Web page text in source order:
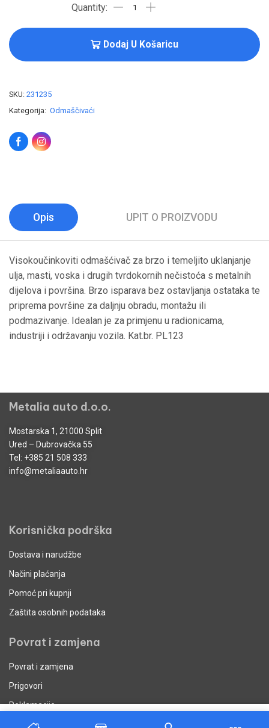
Dodaj U Košaricu
SKU: 231235
Kategorija: Odmaščivaći
Opis UPIT O PROIZVODU
Visokoučinkoviti odmašćivač za brzo i temeljito uklanjanje
ulja, masti, voska i drugih tvrdokornih nečistoća s metalnih
dijelova i površina. Brzo isparava bez ostavljanja ostataka te
priprema površine za daljnju obradu, montažu ili
podmazivanje. Idealan je za primjenu u radionicama,
industriji i održavanju vozila. Kat.br. PL123
Dodaj u košaricu
Metalia auto d.o.o.
Mostarska 1, 21000 Split
Ured – Dubrovačka 55
Tel: +385 21 508 333
info@metaliaauto.hr
Korisnička podrška
Dostava i narudžbe
Načini plaćanja
Pomoć pri kupnji
Zaštita osobnih podataka
Povrat i zamjena
Povrat i zamjena
Prigovori
Reklamacije
Uvjeti poslovanja